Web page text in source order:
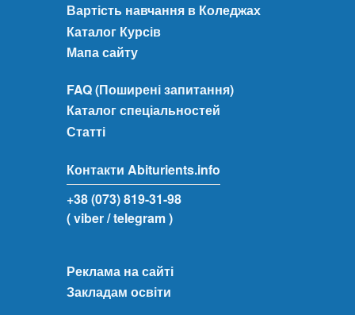
Вартість навчання в Коледжах
Каталог Курсів
Мапа сайту
FAQ (Поширені запитання)
Каталог спеціальностей
Статті
Контакти Abiturients.info
+38 (073) 819-31-98
( viber/ telegram )
Реклама на сайті
Закладам освіти